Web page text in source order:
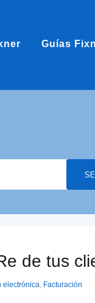
Guías
de tus
electrónica, Facturación